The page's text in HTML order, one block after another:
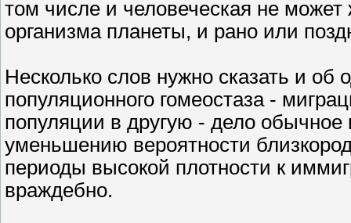
том числе и человеческая не может
организма планеты, и рано или
Несколько слов нужно сказать и
популяционного гомеостаза -
популяции в другую - дело обычное
уменьшению вероятности
периоды высокой плотности к
враждебно.